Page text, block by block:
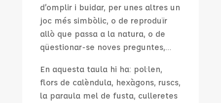
d’omplir i buidar, per unes altres un
joc més simbòlic, o de reproduïr
allò que passa a la natura, o de
qüestionar-se noves preguntes,…
En aquesta taula hi ha: pol·len,
flors de calèndula, hexàgons, ruscs,
la paraula mel de fusta, culleretes